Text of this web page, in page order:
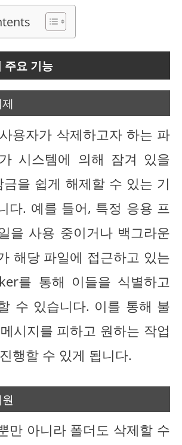
요 기능
용자가 삭제하고자 하는 파
시스템에 의해 잠겨 있을
을 쉽게 해제할 수 있는 기
다. 예를 들어, 특정 응용 프
을 사용 중이거나 백그라운
해당 파일에 접근하고 있는
를 통해 이들을 식별하고
수 있습니다. 이를 통해 불
시지를 피하고 원하는 작업
행할 수 있게 됩니다.
만 아니라 폴더도 삭제할 수